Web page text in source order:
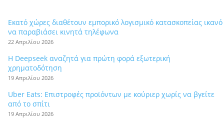
Εκατό χώρες διαθέτουν εμπορικό λογισμικό κατασκοπείας ικανό
να παραβιάσει κινητά τηλέφωνα
22 Απριλίου 2026
Η Deepseek αναζητά για πρώτη φορά εξωτερική
χρηματοδότηση
19 Απριλίου 2026
Uber Eats: Επιστροφές προϊόντων με κούριερ χωρίς να βγείτε
από το σπίτι
19 Απριλίου 2026